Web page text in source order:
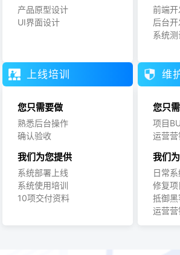
产品原型设计
UI界面设计
前端开
后台开
系统测
上线培训
您只需要做
熟悉后台操作
确认验收
我们为您提供
系统部署上线
系统使用培训
10项交付资料
维
您只
项目
运营
我们
日常
修复
抵御
运营